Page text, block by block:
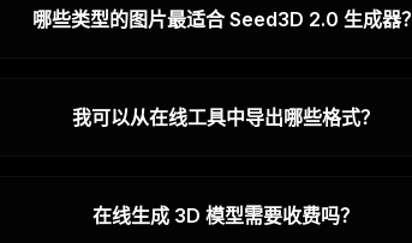
哪些类型的图片最适合 Seed3D 2.0 生成器？
我可以从在线工具中导出哪些格式？
在线生成 3D 模型需要收费吗？